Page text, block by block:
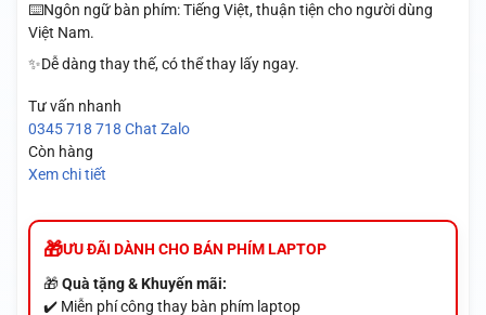
⌨️Ngôn ngữ bàn phím: Tiếng Việt, thuận tiện cho người dùng
Việt Nam.
✨Dễ dàng thay thế, có thể thay lấy ngay.
Tư vấn nhanh
0345 718 718 Chat Zalo
Còn hàng
Xem chi tiết
ƯU ĐÃI DÀNH CHO BÁN PHÍM LAPTOP
🎁Quà tặng & Khuyến mãi:
✔️ Miễn phí công thay bàn phím laptop